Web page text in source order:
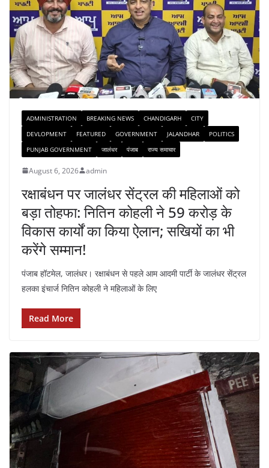
ADMINISTRATION BREAKING NEWS CHANDIGARH
CITY
DEVLOPMENT
FEATURED GOVERNMENT JALANDHAR
POLITICS
PUNJAB GOVERNMENT
जालंधर पंजाब राज्य समाचार
August 6, 2026 admin
रक्षाबंधन पर जालंधर सेंट्रल की महिलाओं को
बड़ा तोहफा: नितिन कोहली ने 59 करोड़ के
विकास कार्यों का किया ऐलान; सखियों का भी
करेंगे सम्मान!
पंजाब हॉटमेल, जालंधर। रक्षाबंधन से पहले आम आदमी पार्टी के जालंधर सेंट्रल
हलका इंचार्ज नितिन कोहली ने महिलाओं के लिए
Read More